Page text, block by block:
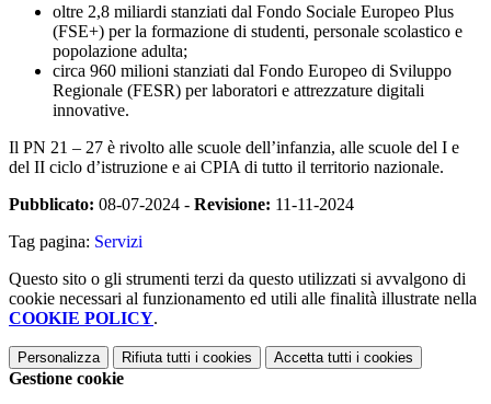
oltre 2,8 miliardi stanziati dal Fondo Sociale Europeo Plus
(FSE+) per la formazione di studenti, personale scolastico e
popolazione adulta;
circa 960 milioni stanziati dal Fondo Europeo di Sviluppo
Regionale (FESR) per laboratori e attrezzature digitali
innovative.
Il PN 21 – 27 è rivolto alle scuole dell’infanzia, alle scuole del I e
del II ciclo d’istruzione e ai CPIA di tutto il territorio nazionale.
Pubblicato: 08-07-2024 - Revisione: 11-11-2024
Tag pagina: Servizi
Questo sito o gli strumenti terzi da questo utilizzati si avvalgono di
cookie necessari al funzionamento ed utili alle finalità illustrate nella
COOKIE POLICY.
Personalizza Rifiuta tutti i cookies Accetta tutti i cookies
Gestione cookie